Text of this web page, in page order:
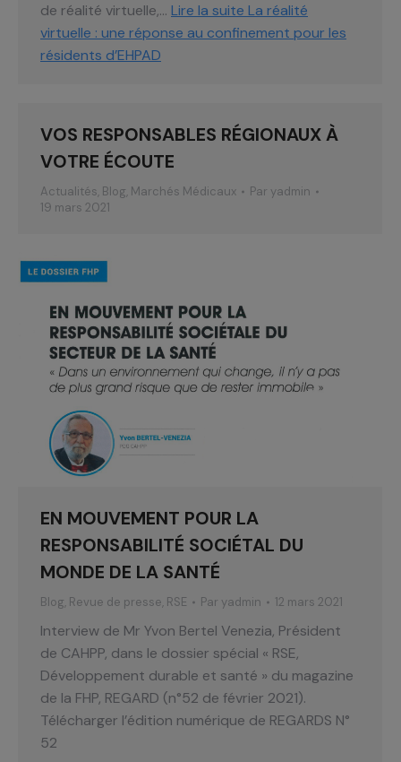
de réalité virtuelle,… Lire la suite La réalité
virtuelle : une réponse au confinement pour les
résidents d’EHPAD
VOS RESPONSABLES RÉGIONAUX À
VOTRE ÉCOUTE
Actualités, Blog, Marchés Médicaux Par yadmin
19 mars 2021
EN MOUVEMENT POUR LA
RESPONSABILITÉ SOCIÉTAL DU
MONDE DE LA SANTÉ
Blog, Revue de presse, RSE Par yadmin 12 mars 2021
Interview de Mr Yvon Bertel Venezia, Président
de CAHPP, dans le dossier spécial « RSE,
Développement durable et santé » du magazine
de la FHP, REGARD (n°52 de février 2021).
Télécharger l’édition numérique de REGARDS N°
52